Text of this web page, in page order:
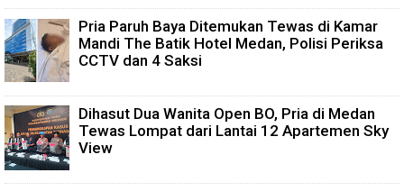
Pria Paruh Baya Ditemukan Tewas di Kamar
Mandi The Batik Hotel Medan, Polisi Periksa
CCTV dan 4 Saksi
Dihasut Dua Wanita Open BO, Pria di Medan
Tewas Lompat dari Lantai 12 Apartemen Sky
View